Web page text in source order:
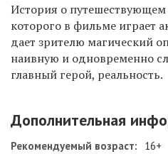
История о
которого в фильме играет
дает зрителю магический
наивную и одновременно
главный герой, реальность.
Дополнительная
Рекомендуемый возраст:
16+